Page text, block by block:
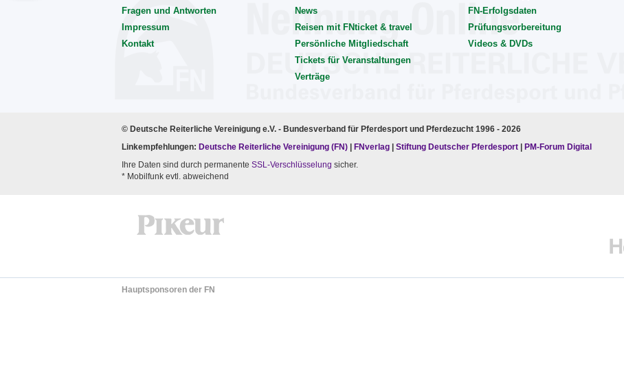
Fragen und Antworten
Impressum
Kontakt
News
Reisen mit FNticket & travel
Persönliche Mitgliedschaft
Tickets für Veranstaltungen
Verträge
FN-Erfolgsdaten
Prüfungsvorbereitung
Videos & DVDs
© Deutsche Reiterliche Vereinigung e.V. - Bundesverband für Pferdesport und Pferdezucht 1996 - 2026
Linkempfehlungen: Deutsche Reiterliche Vereinigung (FN) FNverlag Stiftung Deutscher Pferdesport
PM-Forum Digital
Ihre Daten sind durch permanente SSL-Verschlüsselung sicher.
* Mobilfunk evtl. abweichend
Hauptsponsoren der FN